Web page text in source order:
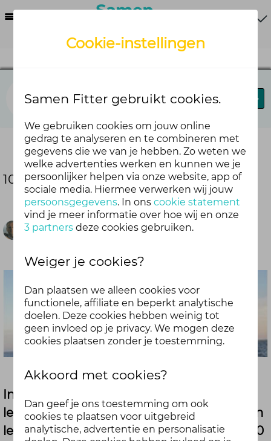
Lab
Deel deze blog
10 vragen aan Erik Prins
Foppe Hemminga
In het lab ontwikkelen we een nieuw
leefstijlprogramma. De komende tijd delen
leden of experts hun do's en dont's door 10
Cookie-instellingen
Samen Fitter gebruikt cookies.
We gebruiken cookies om jouw online
gedrag te analyseren en te combineren met
gegevens die we van je hebben. Zo weten we
welke advertenties werken en kunnen we je
persoonlijker helpen via onze website, app of
sociale media. Hiermee verwerken wij jouw
persoonsgegevens. In onscookie statement
vind je meer informatie over hoe wij en onze
3 partners deze cookies gebruiken.
Weiger je cookies?
Dan plaatsen we alleen cookies voor
functionele, affiliate en beperkt analytische
doelen. Deze cookies hebben weinig tot
geen invloed op je privacy. We mogen deze
cookies plaatsen zonder je toestemming.
Akkoord met cookies?
Dan geef je ons toestemming om ook
cookies te plaatsen voor uitgebreid
analytische, advertentie en personalisatie